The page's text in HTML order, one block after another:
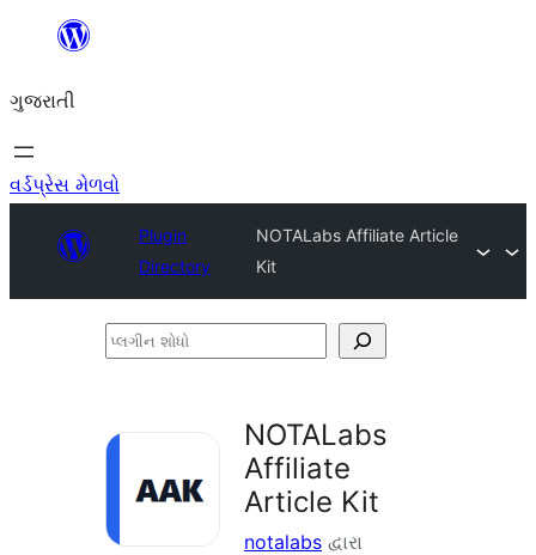
કંટેન્ટ(લખાણ)
જાઓ
ગુજરાતી
વર્ડપ્રેસ મેળવો
Plugin
Directory
NOTALabs Affiliate Article
Kit
પ્લગીન
NOTALabs
Affiliate
Article Kit
notalabs દ્વારા